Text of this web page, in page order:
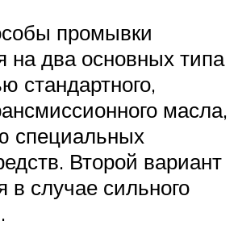
промывки
на два основных типа
масла,
специальных
Второй вариант
в случае сильного